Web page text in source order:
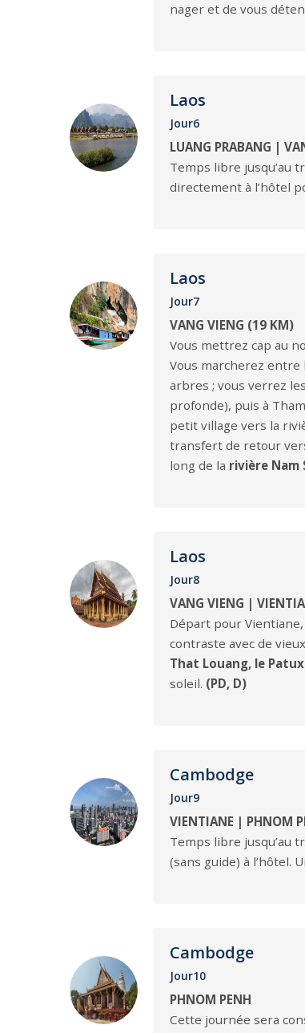
nager et de vous
Laos
Jour6
LUANG PRABANG |
Temps libre jusqu’au
directement à l’hôtel
Laos
Jour7
VANG VIENG (19 KM)
Vous mettrez cap au
Vous marcherez
arbres ; vous verrez
profonde), puis à
petit village vers la
transfert de retour
long de la rivière Nam
Laos
Jour8
VANG VIENG |
Départ pour
contraste avec de
That Louang, le
soleil. (PD, D)
Cambodge
Jour9
VIENTIANE | PHNOM
Temps libre jusqu’au
(sans guide) à l’hôtel.
Cambodge
Jour10
PHNOM PENH
Cette journée sera